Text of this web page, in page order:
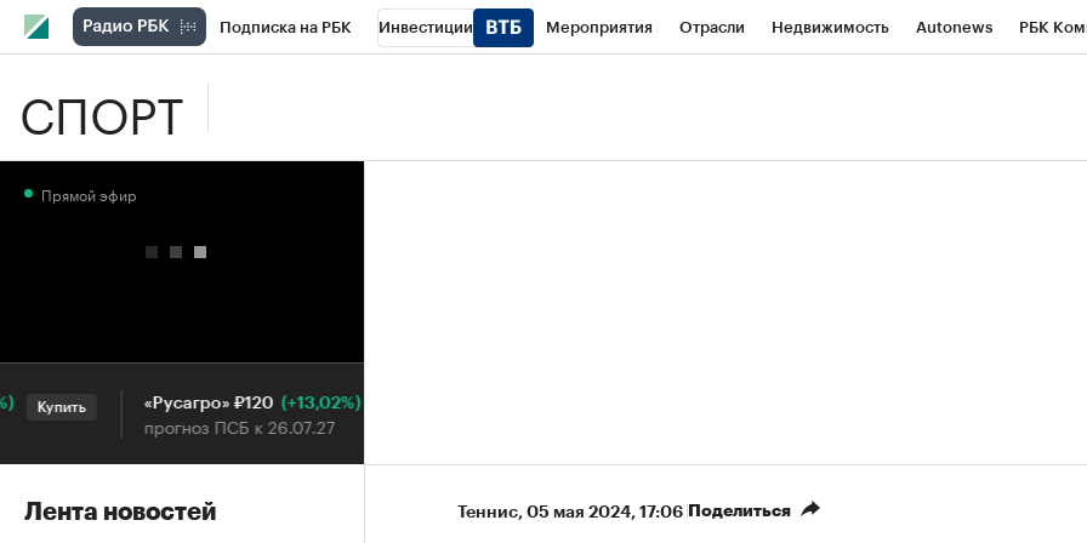
Подписка на РБК Инвестиции Мероприятия Отрасли Недвижимость Autonews РБК
СПОРТ
Теннис⁠, 05 мая 2024, 17:06 Поделиться
Прямой эфир
Купить «Русагро» ₽120 (+13,02%)
прогноз ПСБ к 26.07.27
Купить
Лента новостей